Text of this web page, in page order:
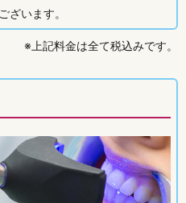
ざいます。
※上記料金は全て税込みです。